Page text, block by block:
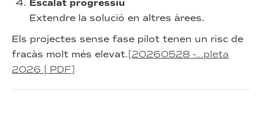
Escalat progressiu
Extendre la solució en altres àrees.
Els projectes sense fase pilot tenen un risc de
fracàs molt més elevat.[20260528 -…pleta
2026 | PDF]